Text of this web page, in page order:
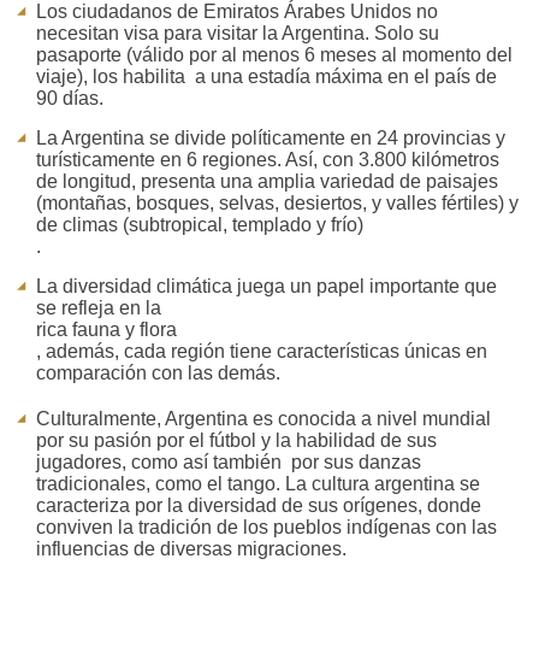
Los ciudadanos de Emiratos Árabes Unidos no
necesitan visa para visitar la Argentina. Solo su
pasaporte (válido por al menos 6 meses al momento del
viaje), los habilita a una estadía máxima en el país de
90 días.
La Argentina se divide políticamente en 24 provincias y
turísticamente en 6 regiones. Así, con 3.800 kilómetros
de longitud, presenta una amplia variedad de paisajes
(montañas, bosques, selvas, desiertos, y valles fértiles) y
de climas (subtropical, templado y frío)
.
La diversidad climática juega un papel importante que
se refleja en la
rica fauna y flora
, además, cada región tiene características únicas en
comparación con las demás.
Culturalmente, Argentina es conocida a nivel mundial
por su pasión por el fútbol y la habilidad de sus
jugadores, como así también por sus danzas
tradicionales, como el tango. La cultura argentina se
caracteriza por la diversidad de sus orígenes, donde
conviven la tradición de los pueblos indígenas con las
influencias de diversas migraciones.